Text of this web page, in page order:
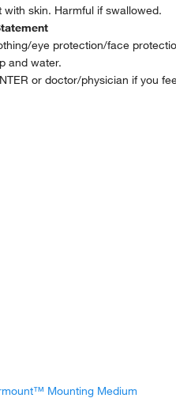
skin. Harmful if swallowed.
eye protection/face
and water.
or doctor/physician if you
Mounting Medium